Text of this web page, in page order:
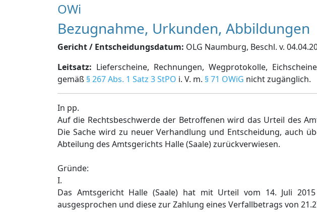
OWi
Bezugnahme, Urkunden, Abbildungen
Gericht / Entscheidungsdatum: OLG Naumburg, Beschl. v.
Leitsatz: Lieferscheine, Rechnungen, Wegprotokolle,
gemäß § 267 Abs. 1 Satz 3 StPO i. V. m. § 71 OWiG nicht zugänglich.
In pp.
Auf die Rechtsbeschwerde der Betroffenen wird das Urteil des
Die Sache wird zu neuer Verhandlung und Entscheidung, auch
Abteilung des Amtsgerichts Halle (Saale) zurückverwiesen.
Gründe:
I.
Das Amtsgericht Halle (Saale) hat mit Urteil vom 14. Juli
ausgesprochen und diese zur Zahlung eines Verfallbetrags von